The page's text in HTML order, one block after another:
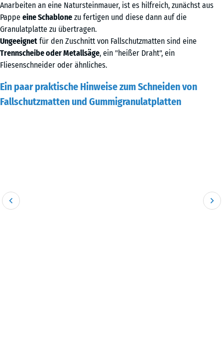
Anarbeiten an eine Natursteinmauer, ist es hilfreich, zunächst aus
Pappe eine Schablone zu fertigen und diese dann auf die
Granulatplatte zu übertragen.
Ungeeignet für den Zuschnitt von Fallschutzmatten sind eine
Trennscheibe oder Metallsäge, ein "heißer Draht", ein
Fliesenschneider oder ähnliches.
Ein paar praktische Hinweise zum Schneiden von
Fallschutzmatten und Gummigranulatplatten